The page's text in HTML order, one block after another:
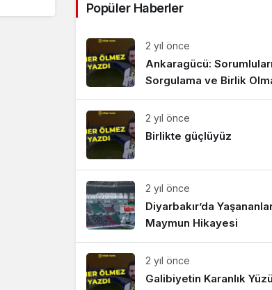
Popüler Haberler
2 yıl önce
Ankaragücü: Sorumluları
Sorgulama ve Birlik
2 yıl önce
Birlikte güçlüyüz
2 yıl önce
Diyarbakır’da
Maymun Hikayesi
2 yıl önce
Galibiyetin Karanlık Yüzü